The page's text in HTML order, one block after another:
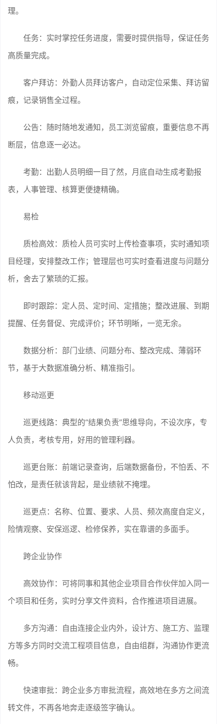
理。
任务：实时掌控任务进度，需要时提供指导，保证任务
高质量完成。
客户拜访：外勤人员拜访客户，自动定位采集、拜访留
痕，记录销售全过程。
公告：随时随地发通知，员工浏览留痕，重要信息不再
断层，信息逐一必达。
考勤：出勤人员明细一目了然，月底自动生成考勤报
表，人事管理、核算更便捷精确。
易检
质检高效：质检人员可实时上传检查事项，实时通知项
目经理，安排整改工作；管理层也可实时查看进度与问题分
析，舍去了繁琐的汇报。
即时跟踪：定人员、定时间、定措施；整改进展、到期
提醒、任务督促、完成评价；环节明晰，一览无余。
数据分析：部门业绩、问题分布、整改完成、薄弱环
节，基于大数据准确分析、精准指引。
移动巡更
巡更线路：典型的“结果负责”思维导向，不设次序，专
人负责，考核专用，好用的管理利器。
巡更台账：前端记录查询，后端数据备份，不怕丢、不
怕改，是责任就该背起，是业绩就不掩埋。
巡更点：名称、位置、要求、人员、频次高度自定义，
险情观察、安保巡逻、检修保养，实在靠谱的多面手。
跨企业协作
高效协作：可将同事和其他企业项目合作伙伴加入同一
个项目和任务，实时分享文件资料，合作推进项目进展。
多方沟通：自由连接企业内外，设计方、施工方、监理
方等多方同时交流工程项目信息，自由组群，沟通协作更流
畅。
快速审批：跨企业多方审批流程，高效地在多方之间流
转文件，不再各地奔走逐级签字确认。